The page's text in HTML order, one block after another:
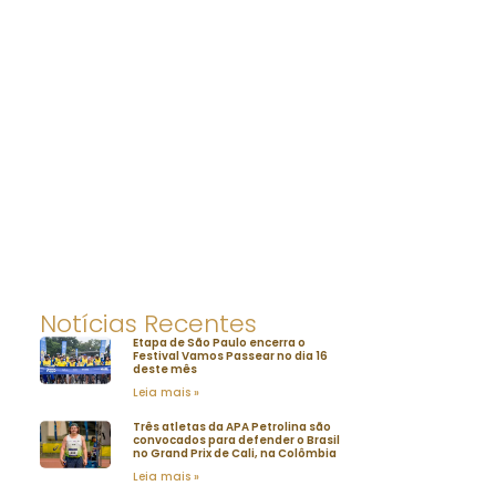
Notícias Recentes
Etapa de São Paulo encerra o
Festival Vamos Passear no dia 16
deste mês
Leia mais »
Três atletas da APA Petrolina são
convocados para defender o Brasil
no Grand Prix de Cali, na Colômbia
Leia mais »